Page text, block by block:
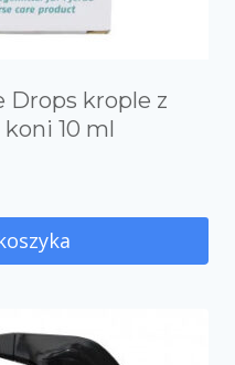
Drops krople z
10 ml